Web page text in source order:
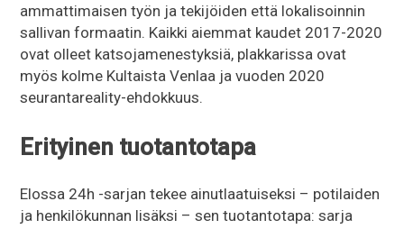
ammattimaisen työn ja tekijöiden että lokalisoinnin
sallivan formaatin. Kaikki aiemmat kaudet 2017-2020
ovat olleet katsojamenestyksiä, plakkarissa ovat
myös kolme Kultaista Venlaa ja vuoden 2020
seurantareality-ehdokkuus.
Erityinen tuotantotapa
Elossa 24h -sarjan tekee ainutlaatuiseksi – potilaiden
ja henkilökunnan lisäksi – sen tuotantotapa: sarja